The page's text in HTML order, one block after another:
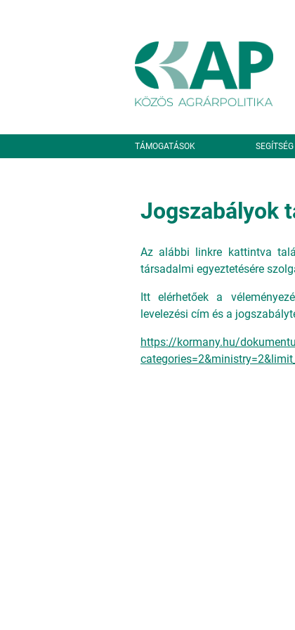
Másodlagos navigáció
TÁMOGATÁSOK
Jogszabályok
Az alábbi linkre kattintva
társadalmi egyeztetésére
Itt elérhetőek a
levelezési cím és a
https://kormany.hu/